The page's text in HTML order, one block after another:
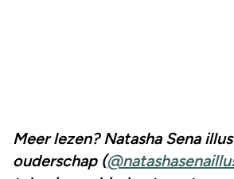
Meer lezen? Natasha Sena
ouderschap (